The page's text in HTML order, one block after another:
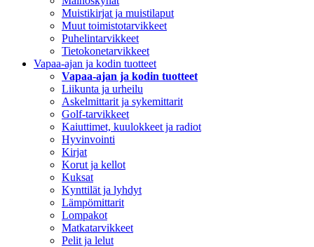
Muistikirjat ja muistilaput
Muut toimistotarvikkeet
Puhelintarvikkeet
Tietokonetarvikkeet
Vapaa-ajan ja kodin tuotteet
Vapaa-ajan ja kodin tuotteet
Liikunta ja urheilu
Askelmittarit ja sykemittarit
Golf-tarvikkeet
Kaiuttimet, kuulokkeet ja radiot
Hyvinvointi
Kirjat
Korut ja kellot
Kuksat
Kynttilät ja lyhdyt
Lämpömittarit
Lompakot
Matkatarvikkeet
Pelit ja lelut